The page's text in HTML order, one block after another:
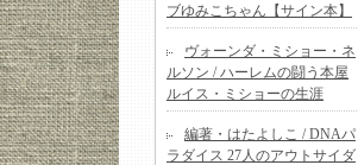
ブゆみこちゃん【サイン本】
ヴォーンダ・ミショー・ネ
ルソン / ハーレムの闘う本屋
ルイス・ミショーの生涯
編著・はたよしこ / DNAパ
ラダイス 27人のアウトサイダ